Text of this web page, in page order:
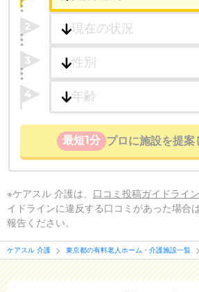
2
3
4
最短1分 プロに施設を提案
※ケアスル 介護は、 口コミ投稿ガイドライン
イドラインに違反する口コミがあった場合
報告ください。
ケアスル 介護 東京都の有料老人ホーム・介護施設一覧